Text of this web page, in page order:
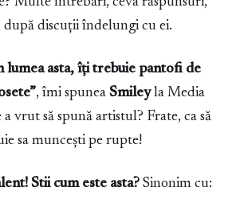
discuții îndelungi cu ei.
lumea asta, îți trebuie pantofi de
, îmi spunea Smileyla Media
vrut să spună artistul? Frate, ca să
sa muncești pe rupte!
Stii cum este asta? Sinonim cu: